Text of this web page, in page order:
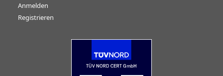
Anmelden
Registrieren